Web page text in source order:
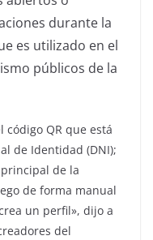
durante la
es utilizado en el
públicos de la
código QR que está
de Identidad (DNI);
de la
de forma manual
un perfil», dijo a
del